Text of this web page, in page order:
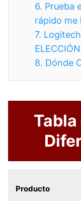
6. Prueba
rápido me
7.
8. Dónde
Producto